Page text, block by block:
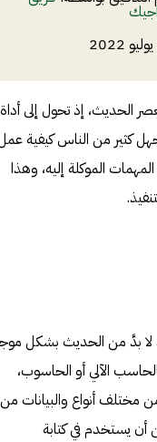
الحديث، إذ تحول إلى أداة
كثير من الناس كيفية
الموكلة إليه، وهذا
لا بدَّ من الحديث بشكل
الآلي أو الحاسوب،
مختلف أنواع والبيانات من
أن يستخدم في كتابة